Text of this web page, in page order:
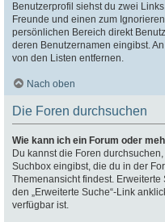
Benutzerprofil siehst du zwei
Freunde und einen zum
persönlichen Bereich direkt
deren Benutzernamen eingibst.
von den Listen entfernen.
Nach oben
Die Foren durchsuchen
Wie kann ich ein Forum oder
Du kannst die Foren
Suchbox eingibst, die du in der
Themenansicht findest.
den „Erweiterte Suche“-Link
verfügbar ist.